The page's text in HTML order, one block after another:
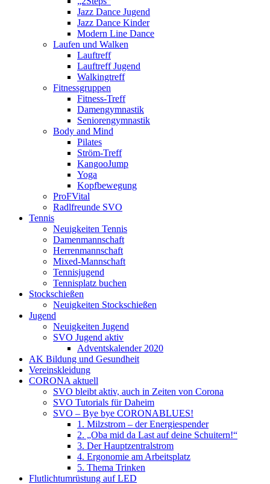
Jazz Dance Jugend
Jazz Dance Kinder
Modern Line Dance
Laufen und Walken
Lauftreff
Lauftreff Jugend
Walkingtreff
Fitnessgruppen
Fitness-Treff
Damengymnastik
Seniorengymnastik
Body and Mind
Pilates
Ström-Treff
KangooJump
Yoga
Kopfbewegung
ProFVital
Radlfreunde SVO
Tennis
Neuigkeiten Tennis
Damenmannschaft
Herrenmannschaft
Mixed-Mannschaft
Tennisjugend
Tennisplatz buchen
Stockschießen
Neuigkeiten Stockschießen
Jugend
Neuigkeiten Jugend
SVO Jugend aktiv
Adventskalender 2020
AK Bildung und Gesundheit
Vereinskleidung
CORONA aktuell
SVO bleibt aktiv, auch in Zeiten von Corona
SVO Tutorials für Daheim
SVO – Bye bye CORONABLUES!
1. Milzstrom – der Energiespender
2. „Oba mid da Last auf deine Schuitern!“
3. Der Hauptzentralstrom
4. Ergonomie am Arbeitsplatz
5. Thema Trinken
Flutlichtumrüstung auf LED